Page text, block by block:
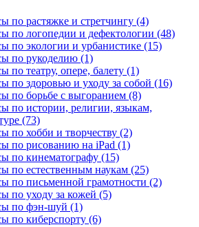
по растяжке и стретчингу (4)
по логопедии и дефектологии (48)
по экологии и урбанистике (15)
по рукоделию (1)
по театру, опере, балету (1)
по здоровью и уходу за собой (16)
по борьбе с выгоранием (8)
по истории, религии, языкам,
(73)
по хобби и творчеству (2)
по рисованию на iPad (1)
по кинематографу (15)
по естественным наукам (25)
по письменной грамотности (2)
по уходу за кожей (5)
по фэн-шуй (1)
по киберспорту (6)